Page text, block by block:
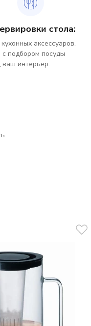
стола:
аксессуаров.
подбором посуды
ваш интерьер.